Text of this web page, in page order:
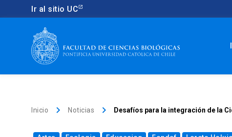
Ir al sitio UC
Inicio keyboard_arrow_right Noticias keyboard_arrow_right Desafíos para la integración de la